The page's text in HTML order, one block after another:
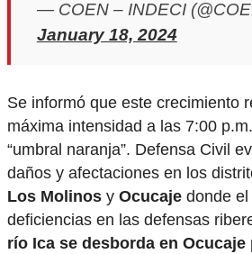
— COEN – INDECI
January 18, 2024
Se informó que este crecimiento
máxima intensidad a las 7:00
“umbral naranja”. Defensa Civil
daños y afectaciones en los
Los Molinos y Ocucaje donde
deficiencias en las defensas
río Ica se desborda en